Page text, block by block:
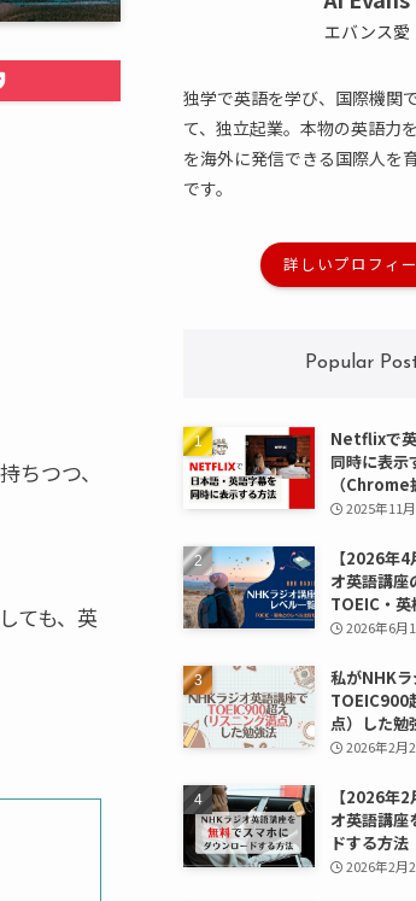
つつ、
ても、英
エバンス愛
独学で英語を学び、国際機関
て、独立起業。本物の英語力
を海外に発信できる国際人を
です。
詳しいプロフィ
Popular
Netflixで英
同時に表示
（Chrome
2025年11
【2026年
オ英語講座
TOEIC・
2026年6月
私がNHK
TOEIC900
点）した勉
2026年2月
【2026年
オ英語講座
ドする方法
2026年2月